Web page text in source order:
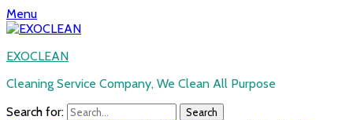
Menu
EXOCLEAN
Cleaning Service Company, We Clean All Purpose
Search for: